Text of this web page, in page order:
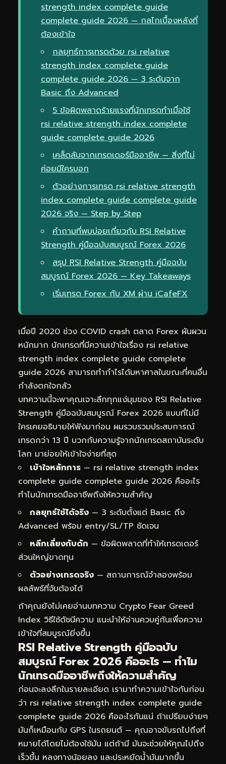
strength index complete guide
complete guide 2026 — กลไกเบื้องหลังที่
ต้องเข้าใจ
กลยุทธ์การเทรดด้วย rsi relative
strength index complete guide
complete guide 2026 — 3 ระดับจาก
Basic ถึง Advanced
5 ข้อผิดพลาดร้ายแรงที่นักเทรดทำเมื่อใช้
rsi relative strength index complete
guide complete guide 2026
เคล็ดลับจากเทรดเดอร์มืออาชีพ — สิ่งที่ไม่
ค่อยมีใครบอก
ตัวอย่างการเทรด rsi relative strength
index complete guide complete guide
2026 จริง — Step by Step
คำถามที่พบบ่อยเกี่ยวกับ RSI Relative
Strength คู่มือฉบับสมบูรณ์ Forex 2026
สรุป RSI Relative Strength คู่มือฉบับ
สมบูรณ์ Forex 2026 — Key Takeaways
เริ่มเทรด Forex กับ XM ผ่าน iCafeFX
เมื่อปี 2020 ช่วง COVID crash ตลาด Forex ผันผวน
หนักมาก นักเทรดที่มีความเข้าใจเรื่อง rsi relative
strength index complete guide complete
guide 2026 สามารถทำกำไรได้มหาศาลในขณะที่คนอื่น
กำลังตกใจกลัว
บทความนี้จะพาคุณเจาะลึกทุกแง่มุมของ RSI Relative
Strength คู่มือฉบับสมบูรณ์ Forex 2026 แบบที่ไม่มี
ใครเคยอธิบายให้ฟังมาก่อน ผมรวบรวมประสบการณ์
เทรดกว่า 13 ปี บวกกับความรู้จากนักเทรดสถาบันระดับ
โลก มาย่อยให้เข้าใจง่ายที่สุด
เข้าใจหลักการ — rsi relative strength index
complete guide complete guide 2026 คืออะไร
ทำไมนักเทรดมืออาชีพถึงให้ความสำคัญ
กลยุทธ์ใช้ได้จริง — 3 ระดับตั้งแต่ Basic ถึง
Advanced พร้อม entry/SL/TP ชัดเจน
หลีกเลี่ยงกับดัก — ข้อผิดพลาดที่ทำให้เทรดเดอร์
ส่วนใหญ่ขาดทุน
ตัวอย่างเทรดจริง — สถานการณ์จำลองพร้อม
ผลลัพธ์ที่จับต้องได้
ถ้าคุณยังไม่เคยอ่านบทความ Crypto Fear Greed
Index วิธีใช้ดัชนีความ แนะนำให้อ่านควบคู่กันเพื่อความ
เข้าใจที่สมบูรณ์ยิ่งขึ้น
RSI Relative Strength คู่มือฉบับ
สมบูรณ์ Forex 2026 คืออะไร — ทำไม
นักเทรดมืออาชีพถึงให้ความสำคัญ
ก่อนจะลงลึกในรายละเอียด เรามาทำความเข้าใจกันก่อน
ว่า rsi relative strength index complete guide
complete guide 2026 คืออะไรกันแน่ ถ้าเปรียบง่ายๆ
มันก็เหมือนกับ GPS ในรถยนต์ — คุณอาจขับรถไปถึงที่
หมายได้โดยไม่ต้องใช้มัน แต่ถ้ามี มันจะช่วยให้คุณไปถึง
เร็วขึ้น หลงทางน้อยลง และประหยัดน้ำมันมากขึ้น